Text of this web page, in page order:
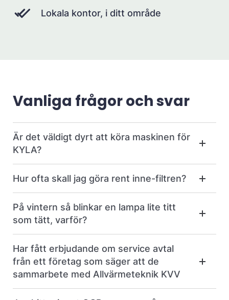
Lokala kontor, i ditt område
Vanliga frågor och svar
Är det väldigt dyrt att köra maskinen för
KYLA?
Hur ofta skall jag göra rent inne-filtren?
På vintern så blinkar en lampa lite titt
som tätt, varför?
Har fått erbjudande om service avtal
från ett företag som säger att de
sammarbete med Allvärmeteknik KVV